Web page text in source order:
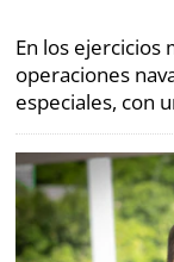
Corprensa
⌾
Hoy
por
Hoy
⌾
Sábado
Picante
⌾
Tal
Cual
⌾
Sabrina
Sin
Censura
En los ejercicios
operaciones
especiales, con